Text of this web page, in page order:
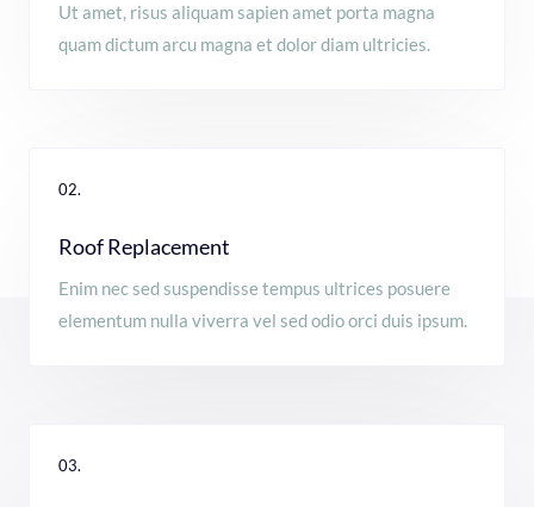
Ut amet, risus aliquam sapien amet porta magna
quam dictum arcu magna et dolor diam ultricies.
02.
Roof Replacement
Enim nec sed suspendisse tempus ultrices posuere
elementum nulla viverra vel sed odio orci duis ipsum.
03.